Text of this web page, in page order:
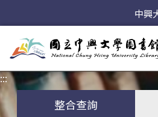
中興
:::
整合查詢